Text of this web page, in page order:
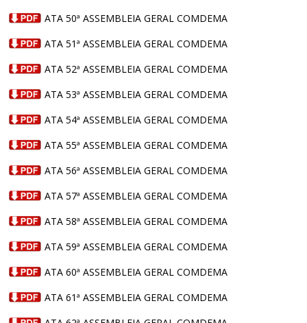
ATA 50ª ASSEMBLEIA GERAL COMDEMA
ATA 51ª ASSEMBLEIA GERAL COMDEMA
ATA 52ª ASSEMBLEIA GERAL COMDEMA
ATA 53ª ASSEMBLEIA GERAL COMDEMA
ATA 54ª ASSEMBLEIA GERAL COMDEMA
ATA 55ª ASSEMBLEIA GERAL COMDEMA
ATA 56ª ASSEMBLEIA GERAL COMDEMA
ATA 57ª ASSEMBLEIA GERAL COMDEMA
ATA 58ª ASSEMBLEIA GERAL COMDEMA
ATA 59ª ASSEMBLEIA GERAL COMDEMA
ATA 60ª ASSEMBLEIA GERAL COMDEMA
ATA 61ª ASSEMBLEIA GERAL COMDEMA